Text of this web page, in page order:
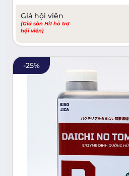
Giá hội viên
(Giá sàn Hi1 hỗ trợ
hội viên)
-25%